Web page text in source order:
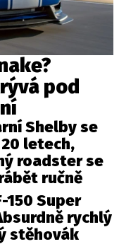
je
118 23 054
pod
Shelby se
letech,
roadster se
ručně
150 Super
rychlý
stěhovák